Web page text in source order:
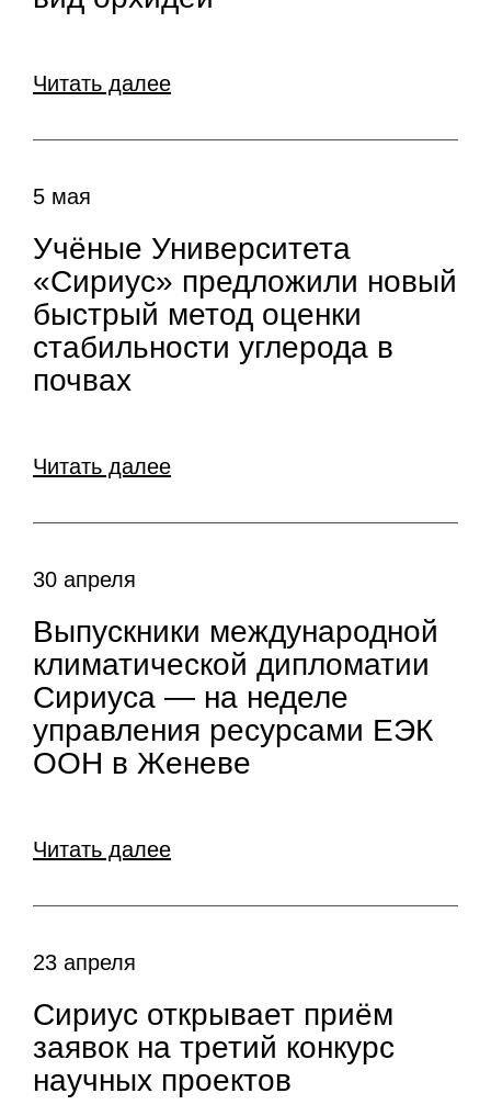
Читать далее
5 мая
Учёные Университета
«Сириус» предложили новый
быстрый метод оценки
стабильности углерода в
почвах
Читать далее
30 апреля
Выпускники международной
климатической дипломатии
Сириуса — на неделе
управления ресурсами ЕЭК
ООН в Женеве
Читать далее
23 апреля
Сириус открывает приём
заявок на третий конкурс
научных проектов